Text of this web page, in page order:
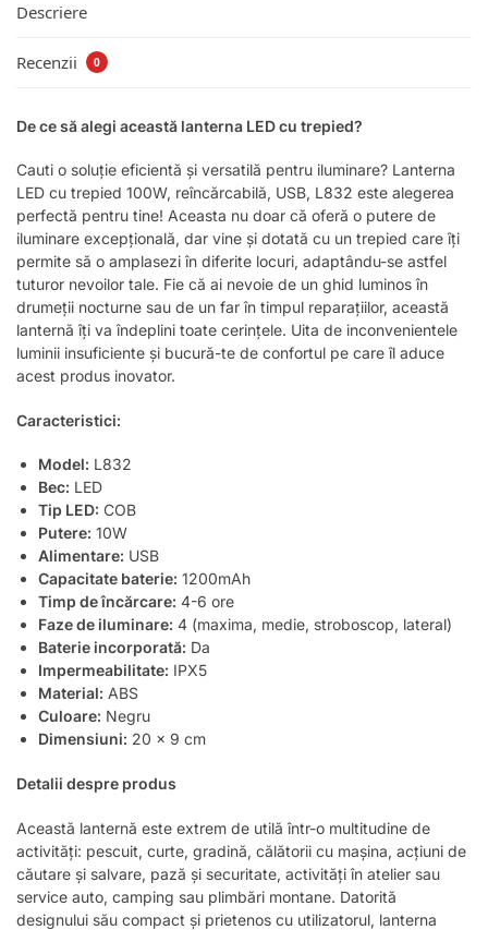
Descriere
Recenzii 0
De ce să alegi această lanterna LED cu trepied?
Cauti o soluție eficientă și versatilă pentru iluminare? Lanterna
LED cu trepied 100W, reîncărcabilă, USB, L832 este alegerea
perfectă pentru tine! Aceasta nu doar că oferă o putere de
iluminare excepțională, dar vine și dotată cu un trepied care îți
permite să o amplasezi în diferite locuri, adaptându-se astfel
tuturor nevoilor tale. Fie că ai nevoie de un ghid luminos în
drumeții nocturne sau de un far în timpul reparațiilor, această
lanternă îți va îndeplini toate cerințele. Uita de inconvenientele
luminii insuficiente și bucură-te de confortul pe care îl aduce
acest produs inovator.
Caracteristici:
Model: L832
Bec: LED
Tip LED: COB
Putere: 10W
Alimentare: USB
Capacitate baterie: 1200mAh
Timp de încărcare: 4-6 ore
Faze de iluminare: 4 (maxima, medie, stroboscop, lateral)
Baterie incorporată: Da
Impermeabilitate: IPX5
Material: ABS
Culoare: Negru
Dimensiuni: 20 x 9 cm
Detalii despre produs
Această lanternă este extrem de utilă într-o multitudine de
activități: pescuit, curte, gradină, călătorii cu mașina, acțiuni de
căutare și salvare, pază și securitate, activități în atelier sau
service auto, camping sau plimbări montane. Datorită
designului său compact și prietenos cu utilizatorul, lanterna